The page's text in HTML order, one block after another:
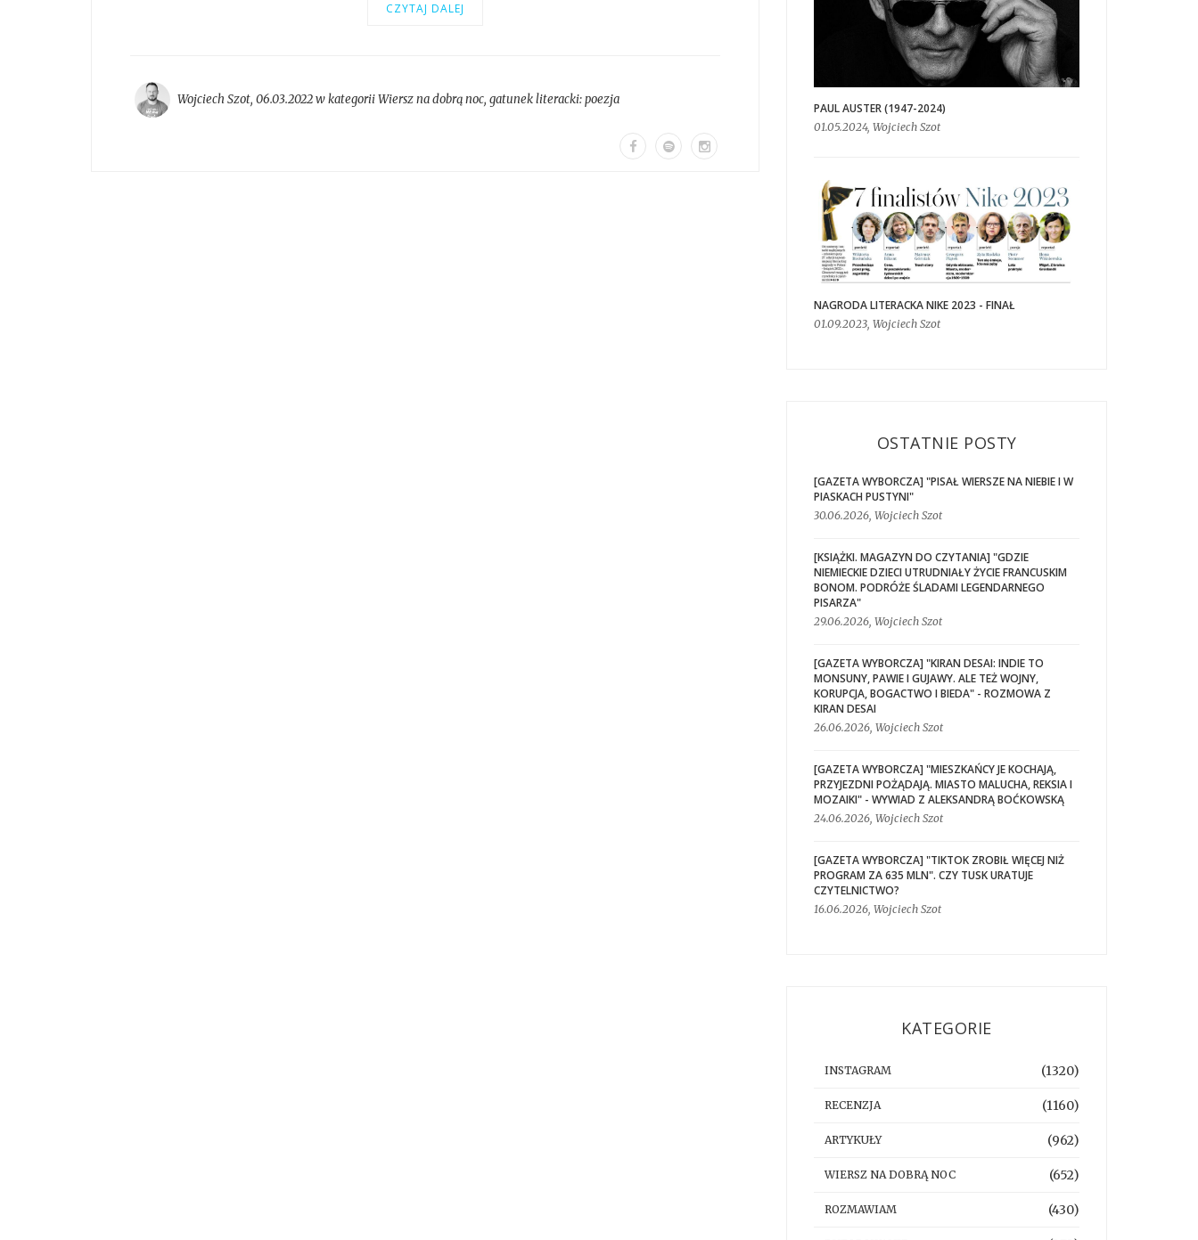
CZYTAJ DALEJ
Wojciech Szot, 06.03.2022 w kategoriiWiersz na dobrą noc, gatunek literacki:poezja
PAUL AUSTER (1947-2024)
01.05.2024, Wojciech Szot
NAGRODA LITERACKA NIKE 2023 - FINAŁ
01.09.2023, Wojciech Szot
OSTATNIE POSTY
[GAZETA WYBORCZA] "PISAŁ WIERSZE NA NIEBIE I W
PIASKACH PUSTYNI"
30.06.2026, Wojciech Szot
[KSIĄŻKI. MAGAZYN DO CZYTANIA] "GDZIE
NIEMIECKIE DZIECI UTRUDNIAŁY ŻYCIE FRANCUSKIM
BONOM. PODRÓŻE ŚLADAMI LEGENDARNEGO
PISARZA"
29.06.2026, Wojciech Szot
[GAZETA WYBORCZA] "KIRAN DESAI: INDIE TO
MONSUNY, PAWIE I GUJAWY. ALE TEŻ WOJNY,
KORUPCJA, BOGACTWO I BIEDA" - ROZMOWA Z
KIRAN DESAI
26.06.2026, Wojciech Szot
[GAZETA WYBORCZA] "MIESZKAŃCY JE KOCHAJĄ,
PRZYJEZDNI POŻĄDAJĄ. MIASTO MALUCHA, REKSIA I
MOZAIKI" - WYWIAD Z ALEKSANDRĄ BOĆKOWSKĄ
24.06.2026, Wojciech Szot
[GAZETA WYBORCZA] "TIKTOK ZROBIŁ WIĘCEJ NIŻ
PROGRAM ZA 635 MLN". CZY TUSK URATUJE
CZYTELNICTWO?
16.06.2026, Wojciech Szot
KATEGORIE
INSTAGRAM (1320)
RECENZJA (1160)
ARTYKUŁY (962)
WIERSZ NA DOBRĄ NOC (652)
ROZMAWIAM (430)